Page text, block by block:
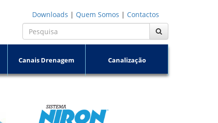
Downloads | Quem Somos | Contactos
Canais Drenagem Canalização